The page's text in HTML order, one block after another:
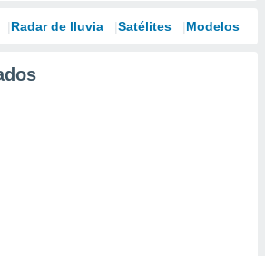
Radar de lluvia Satélites Modelos